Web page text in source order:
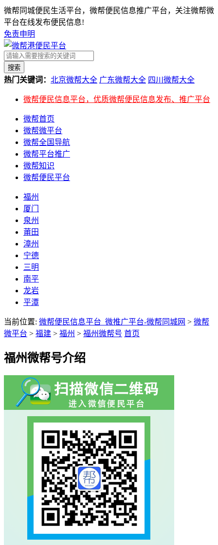
微帮同城便民生活平台，微帮便民信息推广平台，关注微帮微
平台在线发布便民信息!
免责申明
搜索
热门关键词： 北京微帮大全 广东微帮大全 四川微帮大全
微帮便民信息平台，优质微帮便民信息发布、推广平台
微帮首页
微帮微平台
微帮全国导航
微帮平台推广
微帮知识
微帮便民平台
福州
厦门
泉州
莆田
漳州
宁德
三明
南平
龙岩
平潭
当前位置: 微帮便民信息平台_微推广平台-微帮同城网 > 微帮
微平台 > 福建 > 福州 > 福州微帮号 首页
福州微帮号介绍